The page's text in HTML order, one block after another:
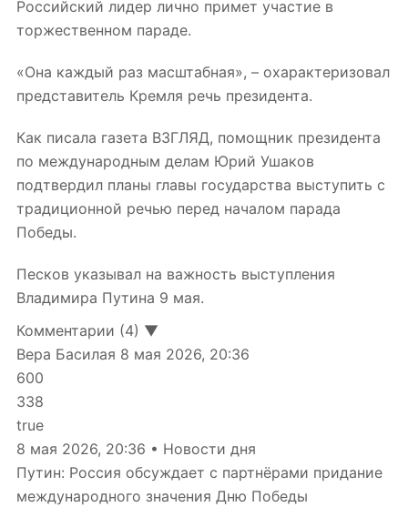
Российский лидер лично примет участие в
торжественном параде.
«Она каждый раз масштабная», – охарактеризовал
представитель Кремля речь президента.
Как писала газета ВЗГЛЯД, помощник президента
по международным делам Юрий Ушаков
подтвердил планы главы государства выступить с
традиционной речью перед началом парада
Победы.
Песков указывал на важность выступления
Владимира Путина 9 мая.
Комментарии (4) ▼
Вера Басилая 8 мая 2026, 20:36
600
338
true
8 мая 2026, 20:36 • Новости дня
Путин: Россия обсуждает с партнёрами придание
международного значения Дню Победы